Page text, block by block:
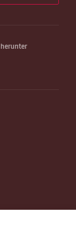
herunter